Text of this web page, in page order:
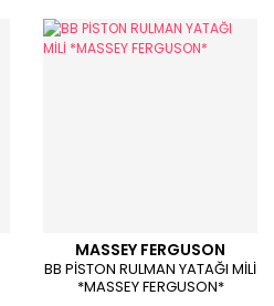
MASSEY FERGUSON
BB PİSTON RULMAN YATAĞI MİLİ
*MASSEY FERGUSON*